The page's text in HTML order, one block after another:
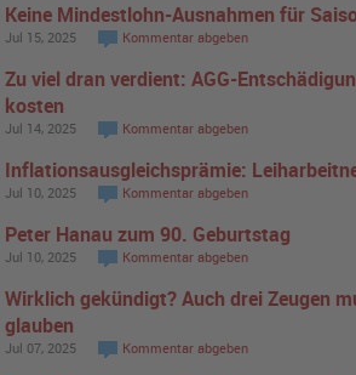
Keine Mindestlohn-Ausnahmen für
Jul 15, 2025 Kommentar abgeben
Zu viel dran verdient: AGG-
kosten
Jul 14, 2025 Kommentar abgeben
Inflationsausgleichsprämie:
Jul 10, 2025 Kommentar abgeben
Peter Hanau zum 90. Geburtstag
Jul 10, 2025 Kommentar abgeben
Wirklich gekündigt? Auch drei Zeugen
glauben
Jul 07, 2025 Kommentar abgeben